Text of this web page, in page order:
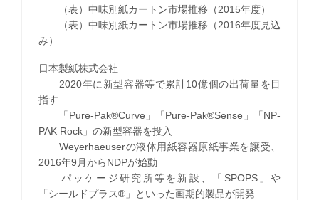
（表）中味別紙カートン市場推移（2015年度）
（表）中味別紙カートン市場推移（2016年度見込
み）
日本製紙株式会社
2020年に新型容器等で累計10億個の出荷量を目
指す
「Pure-Pak®Curve」「Pure-Pak®Sense」「NP-
PAK Rock」の新型容器を投入
Weyerhaeuserの液体用紙容器原紙事業を譲受、
2016年9月からNDPが始動
パッケージ研究所等を新設、「SPOPS」や
「シールドプラス®」といった画期的製品が開発